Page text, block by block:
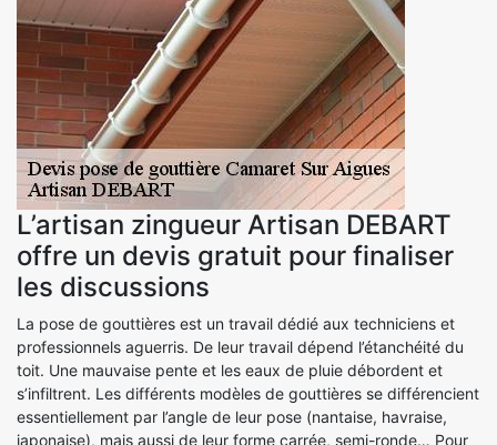
L’artisan zingueur Artisan DEBART
offre un devis gratuit pour finaliser
les discussions
La pose de gouttières est un travail dédié aux techniciens et
professionnels aguerris. De leur travail dépend l’étanchéité du
toit. Une mauvaise pente et les eaux de pluie débordent et
s’infiltrent. Les différents modèles de gouttières se différencient
essentiellement par l’angle de leur pose (nantaise, havraise,
japonaise), mais aussi de leur forme carrée, semi-ronde… Pour